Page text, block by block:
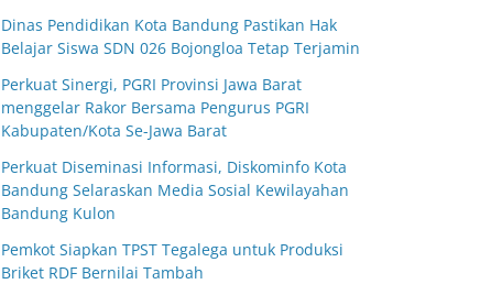
Dinas Pendidikan Kota Bandung Pastikan Hak
Belajar Siswa SDN 026 Bojongloa Tetap Terjamin
Perkuat Sinergi, PGRI Provinsi Jawa Barat
menggelar Rakor Bersama Pengurus PGRI
Kabupaten/Kota Se-Jawa Barat
Perkuat Diseminasi Informasi, Diskominfo Kota
Bandung Selaraskan Media Sosial Kewilayahan
Bandung Kulon
Pemkot Siapkan TPST Tegalega untuk Produksi
Briket RDF Bernilai Tambah